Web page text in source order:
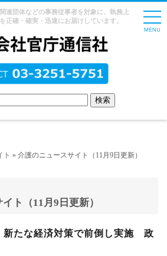
連団体などの事務従事者を対象に、執務上
正確・確実・迅速にお届けしています。
ト » 介護のニュースサイト（11月9日更新）
ト（11月9日更新）
新たな経済対策で前倒し実施 政